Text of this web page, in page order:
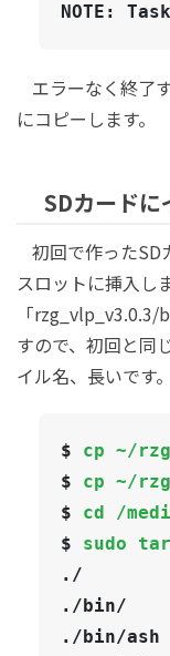
NOTE:
エラーなく終了
にコピーします。
SDカード
初回で作ったSD
スロットに挿入し
「
すので、初回と同
イル名、長いです。
$ cp ~/
$ cp ~/
$ cd /
$ sudo
./
./bin/
./bin/ash